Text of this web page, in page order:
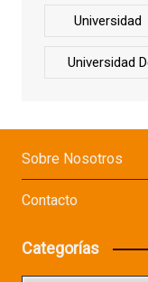
Universidad
Universidad
Sobre Nosotros
Contacto
Categorías